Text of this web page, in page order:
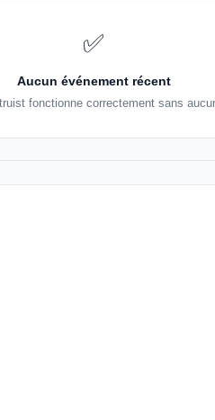
✅
Aucun événement récent
fonctionne correctement sans